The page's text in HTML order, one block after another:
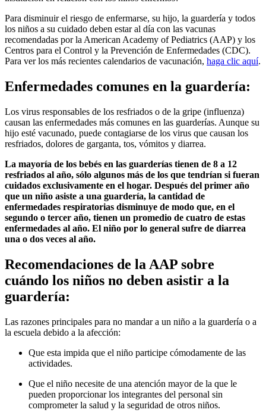
Para disminuir el riesgo de enfermarse, su hijo, la guardería y todos
los niños a su cuidado deben estar al día con las vacunas
recomendadas por la American Academy of Pediatrics (AAP) y los
Centros para el Control y la Prevención de Enfermedades (CDC).
Para ver los más recientes calendarios de vacunación, haga clic aquí.
Enfermedades comunes en la guardería:
Los virus responsables de los resfriados o de la gripe (influenza)
causan las enfermedades más comunes en las guarderías. Aunque su
hijo esté vacunado, puede contagiarse de los virus que causan los
resfriados, dolores de garganta, tos, vómitos y diarrea.
La mayoría de los bebés en las guarderías tienen de 8 a 12
resfriados al año, sólo algunos más de los que tendrían si fueran
cuidados exclusivamente en el hogar. Después del primer año
que un niño asiste a una guardería, la cantidad de
enfermedades respiratorias disminuye de modo que, en el
segundo o tercer año, tienen un promedio de cuatro de estas
enfermedades al año. El niño por lo general sufre de diarrea
una o dos veces al año.
Recomendaciones de la AAP sobre
cuándo los niños no deben asistir a la
guardería:
Las razones principales para no mandar a un niño a la guardería o a
la escuela debido a la afección:
Que esta impida que el niño participe cómodamente de las
actividades.
Que el niño necesite de una atención mayor de la que le
pueden proporcionar los integrantes del personal sin
comprometer la salud y la seguridad de otros niños.